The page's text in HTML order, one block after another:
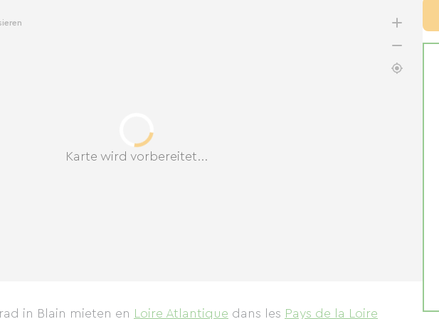
Karte wird vorbereitet...
in Blain mieten en Loire Atlantique dans les Pays de la Loire